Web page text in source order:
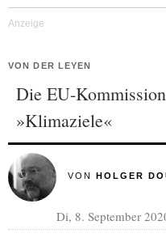
VON DER LEYEN
Die EU-
»Klimaziele«
VON HOLGER
Di, 8. September